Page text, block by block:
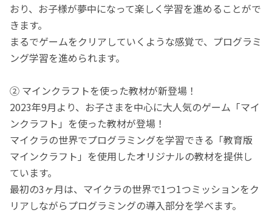
おり、お子様が夢中になって楽しく学習を進めることがで
きます。
まるでゲームをクリアしていくような感覚で、プログラミ
ング学習を進められます。
② マインクラフトを使った教材が新登場！
2023年9月より、お子さまを中心に大人気のゲーム「マイ
ンクラフト」を使った教材が登場！
マイクラの世界でプログラミングを学習できる「教育版
マインクラフト」を使用したオリジナルの教材を提供し
ています。
最初の3ヶ月は、マイクラの世界で1つ1つミッションをク
リアしながらプログラミングの導入部分を学べます。